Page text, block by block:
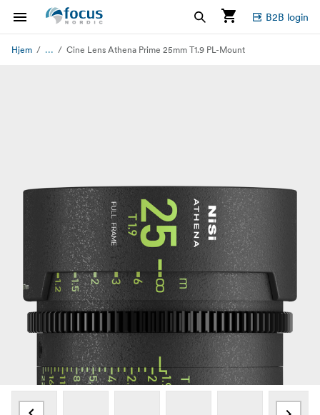
B2B login
Hjem ... Cine Lens Athena Prime 25mm T1.9 PL-Mount